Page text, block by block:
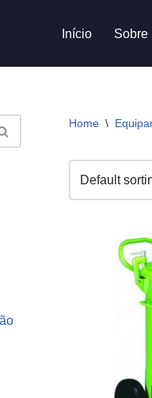
Início Sobre
Home \